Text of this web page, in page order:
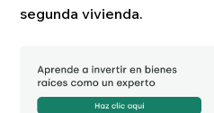
segunda vivienda.